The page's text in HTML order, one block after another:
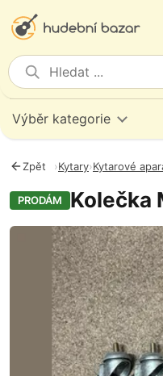
Výběr kategorie
Zpět ›Kytary›Kytarové
PRODÁM Kolečka
Fotografie